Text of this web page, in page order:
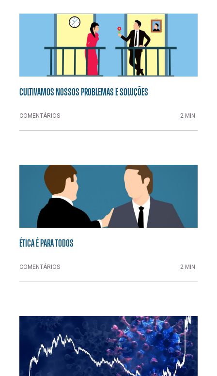
CULTIVAMOS NOSSOS PROBLEMAS E SOLUÇÕES
COMENTÁRIOS 2 MIN
ÉTICA É PARA TODOS
COMENTÁRIOS 2 MIN